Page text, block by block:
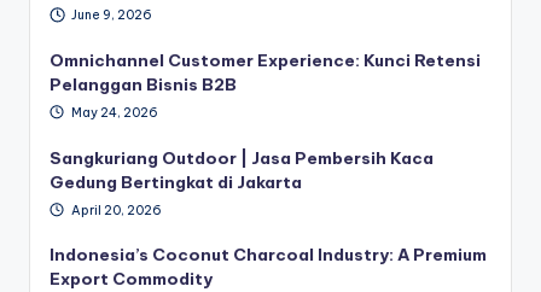
June 9, 2026
Omnichannel Customer Experience: Kunci Retensi
Pelanggan Bisnis B2B
May 24, 2026
Sangkuriang Outdoor | Jasa Pembersih Kaca
Gedung Bertingkat di Jakarta
April 20, 2026
Indonesia’s Coconut Charcoal Industry: A Premium
Export Commodity